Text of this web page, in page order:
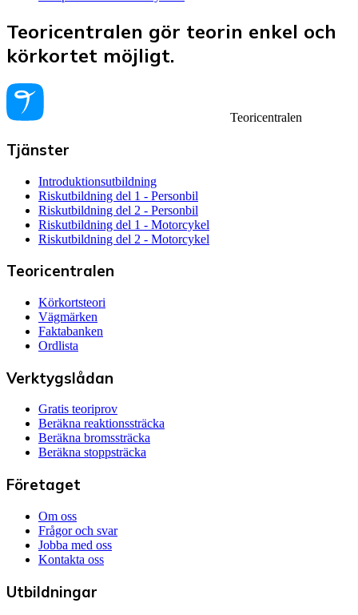
Teoricentralen gör teorin enkel och
körkortet möjligt.
Teoricentralen
Tjänster
Introduktionsutbildning
Riskutbildning del 1 - Personbil
Riskutbildning del 2 - Personbil
Riskutbildning del 1 - Motorcykel
Riskutbildning del 2 - Motorcykel
Teoricentralen
Körkortsteori
Vägmärken
Faktabanken
Ordlista
Verktygslådan
Gratis teoriprov
Beräkna reaktionssträcka
Beräkna bromssträcka
Beräkna stoppsträcka
Företaget
Om oss
Frågor och svar
Jobba med oss
Kontakta oss
Utbildningar